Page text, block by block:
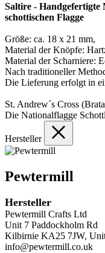
Saltire - Handgefertigte
schottischen Flagge
Größe: ca. 18 x 21 mm,
Material der Knöpfe:
Material der Scharniere:
Nach traditioneller
Die Lieferung erfolgt in
St. Andrew´s Cross
Die Nationalflagge
Hersteller
Pewtermill
Hersteller
Pewtermill Crafts Ltd
Unit 7 Paddockholm Rd
Kilbirnie KA25 7JW,
info@pewtermill.co.uk